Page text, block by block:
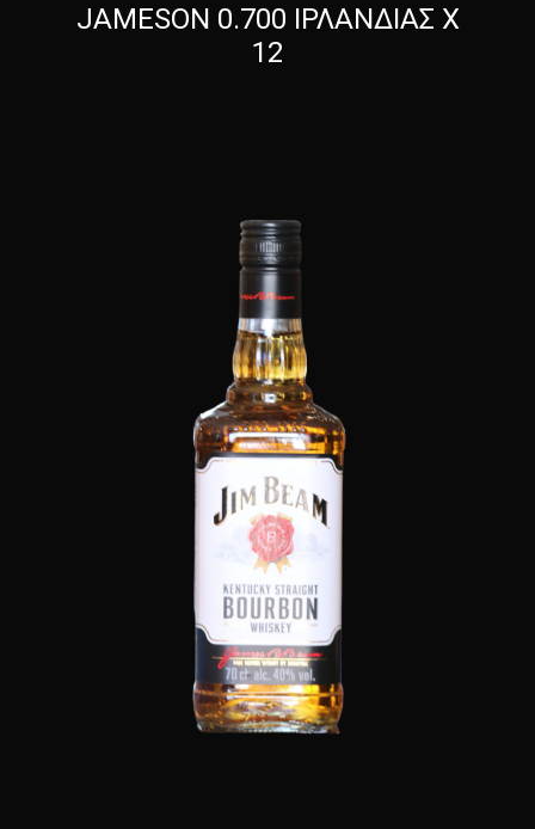
JAMESON 0.700 ΙΡΛΑΝΔΙΑΣ Χ
12